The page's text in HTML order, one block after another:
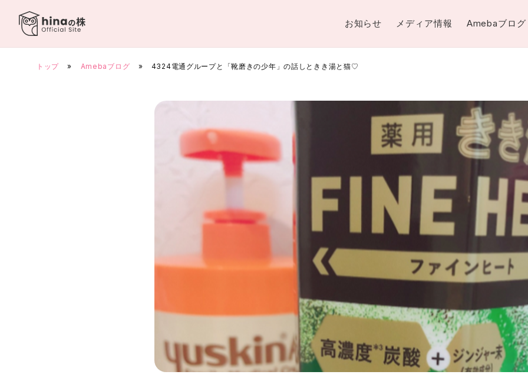
お知らせ メディア情報 Amebaブログ
トップ » Amebaブログ » 4324電通グループと「靴磨きの少年」の話しときき湯と猫♡